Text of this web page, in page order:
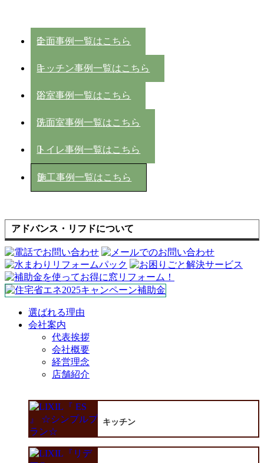
全面事例一覧はこちら
キッチン事例一覧はこちら
浴室事例一覧はこちら
洗面室事例一覧はこちら
トイレ事例一覧はこちら
施工事例一覧はこちら
アドバンス・リフドについて
選ばれる理由
会社案内
代表挨拶
会社概要
経営理念
店舗紹介
キッチン